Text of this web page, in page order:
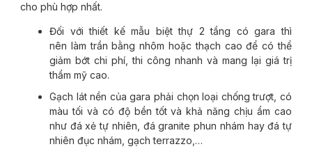
cho phù hợp nhất.
Đối với thiết kế mẫu biệt thự 2 tầng có gara thì
nên làm trần bằng nhôm hoặc thạch cao để có thể
giảm bớt chi phí, thi công nhanh và mang lại giá trị
thẩm mỹ cao.
Gạch lát nền của gara phải chọn loại chống trượt, có
màu tối và có độ bền tốt và khả năng chịu ẩm cao
như đá xẻ tự nhiên, đá granite phun nhám hay đá tự
nhiên đục nhám, gạch terrazzo,…